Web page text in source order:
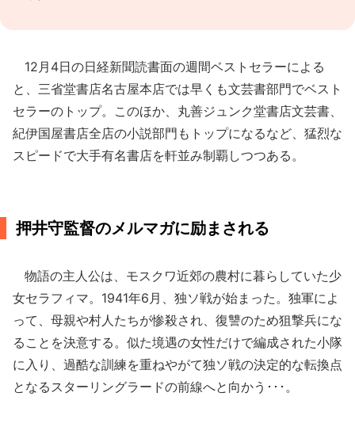
12月4日の日経新聞読書面の週間ベストセラーによる
と、三省堂書店名古屋本店では早くも文芸書部門でベスト
セラーのトップ。このほか、丸善ジュンク堂書店文芸書、
紀伊国屋書店全店の小説部門もトップになるなど、猛烈な
スピードで大手有名書店を軒並み制覇しつつある。
押井守監督のメルマガに励まされる
物語の主人公は、モスクワ近郊の農村に暮らしていた少
女セラフィマ。1941年6月、独ソ戦が始まった。独軍によ
って、母親や村人たちが惨殺され、復讐のため狙撃兵にな
ることを決意する。似た境遇の女性だけで編成された小隊
に入り、過酷な訓練を重ねやがて独ソ戦の決定的な転換点
となるスターリングラードの前線へと向かう･･･。